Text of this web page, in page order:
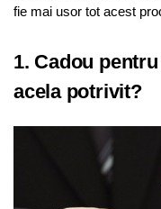
fie mai usor tot acest
1. Cadou
acela potrivit?